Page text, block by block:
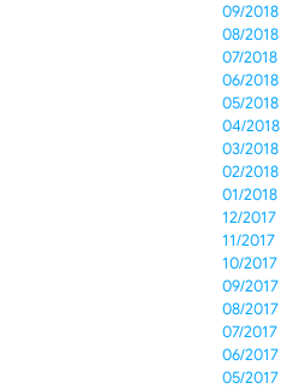
09/2018
08/2018
07/2018
06/2018
05/2018
04/2018
03/2018
02/2018
01/2018
12/2017
11/2017
10/2017
09/2017
08/2017
07/2017
06/2017
05/2017